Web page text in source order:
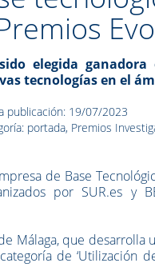
elegida
tecnologías en el
publicación: 19/07/2023
portada, Premios
de Base
por SUR.es y
Málaga, que
de ‘Utilización